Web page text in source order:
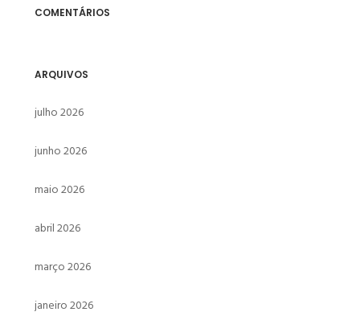
COMENTÁRIOS
ARQUIVOS
julho 2026
junho 2026
maio 2026
abril 2026
março 2026
janeiro 2026